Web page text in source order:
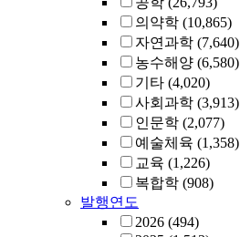
의약학 (10,865)
자연과학 (7,640)
농수해양 (6,580)
기타 (4,020)
사회과학 (3,913)
인문학 (2,077)
예술체육 (1,358)
교육 (1,226)
복합학 (908)
발행연도
2026 (494)